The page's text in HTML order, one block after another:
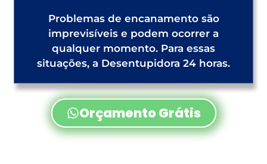
Problemas de encanamento são
imprevisíveis e podem ocorrer a
qualquer momento. Para essas
situações, a Desentupidora 24 horas.
Orçamento Grátis